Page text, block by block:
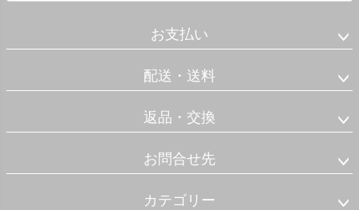
お支払い
配送・送料
返品・交換
お問合せ先
カテゴリー